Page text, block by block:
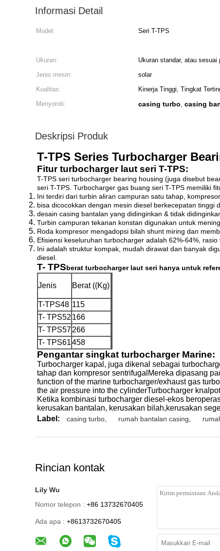
Informasi Detail
Model: Seri T-TPS
Ukuran:
Ukuran standar, atau sesuai
Jenis mesin:
solar
Kualitas:
Kinerja Tinggi, Tingkat
Menyoroti:
casing turbo, casing
Deskripsi Produk
T-TPS Series Turbocharger
Fitur turbocharger laut seri T-TPS:
T-TPS seri turbocharger bearing housing (juga disebut
seri T-TPS. Turbocharger gas buang seri T-TPS memiliki
Ini terdiri dari turbin aliran campuran satu tahap,
bisa dicocokkan dengan mesin diesel berkecepatan tinggi
desain casing bantalan yang didinginkan & tidak
Turbin campuran tekanan konstan digunakan untuk
Roda kompresor mengadopsi bilah shunt miring dan
Efisiensi keseluruhan turbocharger adalah 62%-64%,
Ini adalah struktur kompak, mudah dirawat dan banyak
diesel.
T- TPSberat turbocharger laut seri hanya untuk
Jenis Berat ((Kg)
T-TPS48 115
T- TPS52 166
T- TPS57266
T- TPS61458
Pengantar singkat turbocharger Marine:
Turbocharger kapal, juga dikenal sebagai
tahap dan kompresor sentrifugalMereka dipasang
function of the marine turbocharger/exhaust gas
the air pressure into the cylinderTurbocharger
Ketika kombinasi turbocharger diesel-ekos
kerusakan bantalan, kerusakan bilah,kerusakan
Label:
casing turbo rumah bantalan casing
Rincian kontak
Lily Wu
Nomor telepon : +86 13732670405
Ada apa : +8613732670405